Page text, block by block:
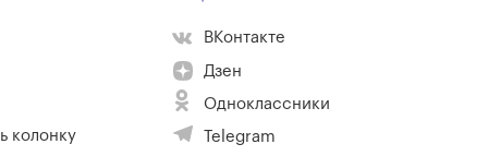
колонку
ВКонтакте
Дзен
Одноклассники
Telegram